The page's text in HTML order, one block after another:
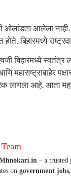
ओलांडता आलेला
बिहारमध्ये
बिहारमध्ये स्वतंत्र
लागला आहे. आता
– a trusted
on government